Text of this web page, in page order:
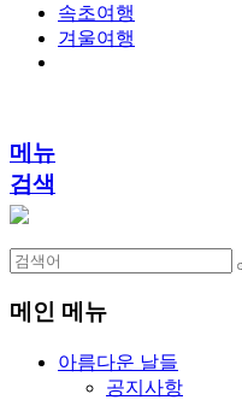
속초여행
겨울여행
메뉴
검색
메인 메뉴
아름다운 날들
공지사항